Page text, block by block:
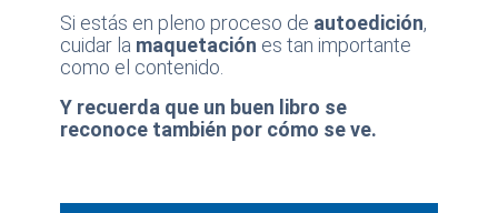
Si estás en pleno proceso de autoedición,
cuidar la maquetación es tan importante
como el contenido.
Y recuerda que un buen libro se
reconoce también por cómo se ve.